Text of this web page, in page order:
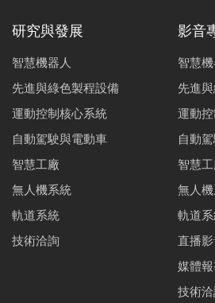
研究與發展
智慧機器人
先進與綠色製程設備
運動控制核心系統
自動駕駛與電動車
智慧工廠
無人機系統
軌道系統
技術洽詢
影音
智慧
先進
運動
自動
智慧
無人
軌道
直播
媒體
技術